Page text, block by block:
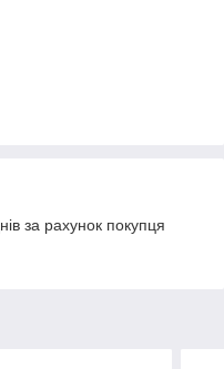
за рахунок покупця